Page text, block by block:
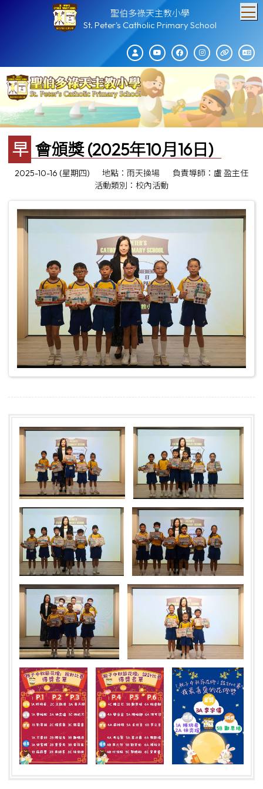
聖伯多祿天主教小學
St. Peter's Catholic Primary School
早會頒獎 (2025年10月16日)
2025-10-16 (星期四) 地點：雨天操場
負責導師：盧 盈主任
活動類別：校內活動